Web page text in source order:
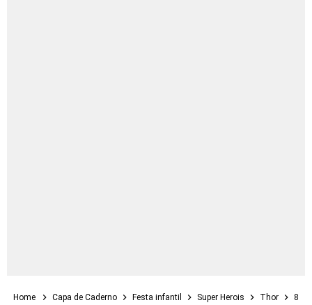
Home Capa de Caderno Festa infantil Super Herois Thor
8